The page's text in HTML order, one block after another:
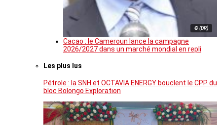
© (DR)
Cacao : le Cameroun lance la campagne
2026/2027 dans un marché mondial en repli
Les plus lus
Pétrole : la SNH et OCTAVIA ENERGY bouclent le CPP du
bloc Bolongo Exploration